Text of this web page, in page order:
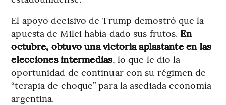
El apoyo decisivo de Trump demostró que la
apuesta de Milei había dado sus frutos. En
octubre, obtuvo una victoria aplastante en las
elecciones intermedias, lo que le dio la
oportunidad de continuar con su régimen de
“terapia de choque” para la asediada economía
argentina.